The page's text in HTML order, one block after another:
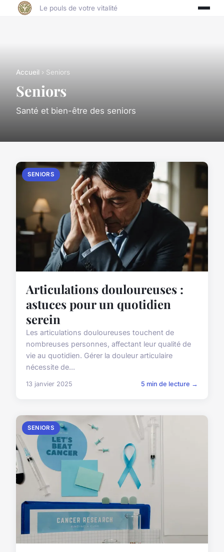
Le pouls de votre vitalité
Accueil › Seniors
Seniors
Santé et bien-être des seniors
SENIORS
Articulations douloureuses :
astuces pour un quotidien
serein
Les articulations douloureuses touchent de
nombreuses personnes, affectant leur qualité de
vie au quotidien. Gérer la douleur articulaire
nécessite de...
13 janvier 2025 5 min de lecture →
SENIORS